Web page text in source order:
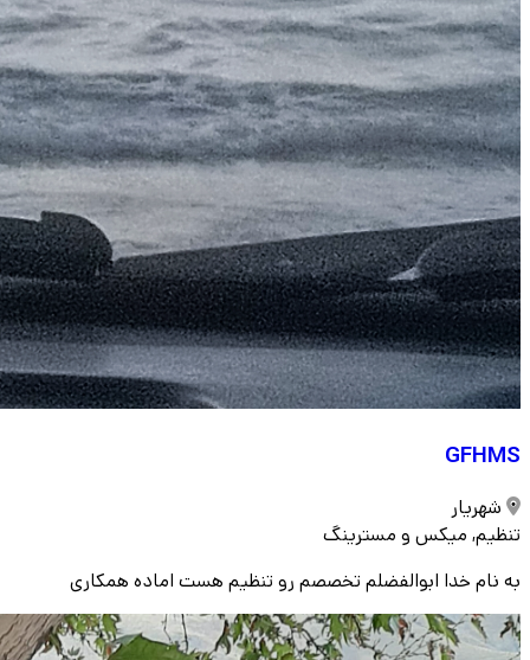
GFHMS
شهریار
تنظیم, میکس و مسترینگ
به نام خدا ابوالفضلم تخصصم رو تنظیم هست اماده همکاری